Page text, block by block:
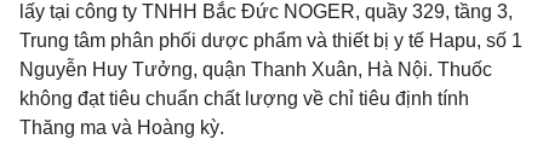
lấy tại công ty TNHH Bắc Đức NOGER, quầy 329, tầng 3,
Trung tâm phân phối dược phẩm và thiết bị y tế Hapu, số 1
Nguyễn Huy Tưởng, quận Thanh Xuân, Hà Nội. Thuốc
không đạt tiêu chuẩn chất lượng về chỉ tiêu định tính
Thăng ma và Hoàng kỳ.